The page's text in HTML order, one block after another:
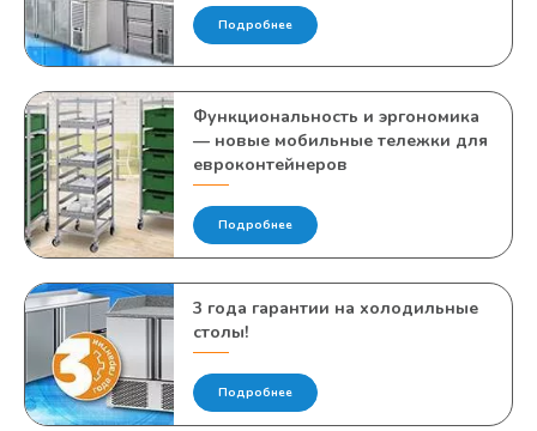
Подробнее
Функциональность и эргономика
— новые мобильные тележки для
евроконтейнеров
Подробнее
3 года гарантии на холодильные
столы!
Подробнее